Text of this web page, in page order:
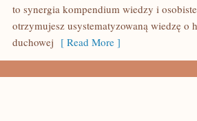
to synergia kompendium wiedzy i
otrzymujesz usystematyzowaną wiedzę o
duchowej [ Read More ]